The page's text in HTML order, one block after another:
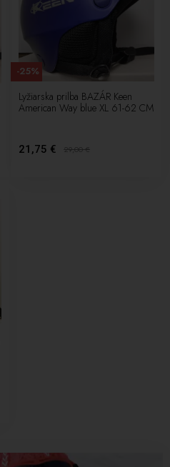
Lyžiarska prilba BAZÁR Keen
American Way blue XL 61-62 CM
21,75 € 29,00€
-25%